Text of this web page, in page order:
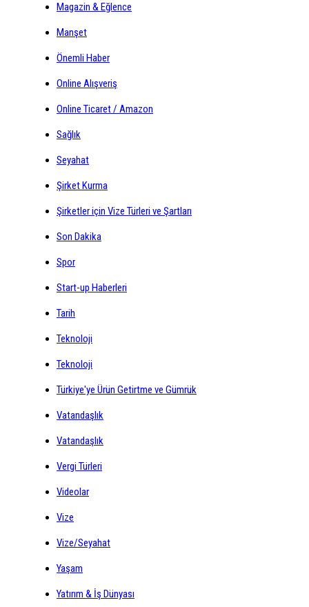
Magazin & Eğlence
Manşet
Önemli Haber
Online Alışveriş
Online Ticaret / Amazon
Sağlık
Seyahat
Şirket Kurma
Şirketler için Vize Türleri ve Şartları
Son Dakika
Spor
Start-up Haberleri
Tarih
Teknoloji
Teknoloji
Türkiye'ye Ürün Getirtme ve Gümrük
Vatandaşlık
Vatandaşlık
Vergi Türleri
Videolar
Vize
Vize/Seyahat
Yaşam
Yatırım & İş Dünyası